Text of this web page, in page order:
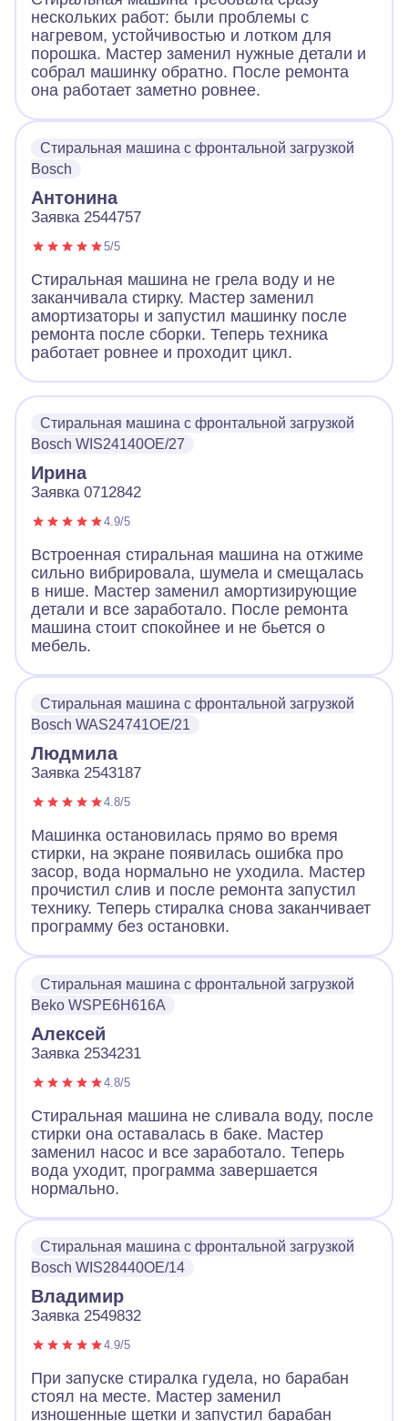
нескольких работ: были проблемы с
нагревом, устойчивостью и лотком для
порошка. Мастер заменил нужные детали и
собрал машинку обратно. После ремонта
она работает заметно ровнее.
Стиральная машина с фронтальной загрузкой
Bosch
Антонина
Заявка 2544757
5/5
Стиральная машина не грела воду и не
заканчивала стирку. Мастер заменил
амортизаторы и запустил машинку после
ремонта после сборки. Теперь техника
работает ровнее и проходит цикл.
Стиральная машина с фронтальной загрузкой
Bosch WIS24140OE/27
Ирина
Заявка 0712842
4.9/5
Встроенная стиральная машина на отжиме
сильно вибрировала, шумела и смещалась
в нише. Мастер заменил амортизирующие
детали и все заработало. После ремонта
машина стоит спокойнее и не бьется о
мебель.
Стиральная машина с фронтальной загрузкой
Bosch WAS24741OE/21
Людмила
Заявка 2543187
4.8/5
Машинка остановилась прямо во время
стирки, на экране появилась ошибка про
засор, вода нормально не уходила. Мастер
прочистил слив и после ремонта запустил
технику. Теперь стиралка снова заканчивает
программу без остановки.
Стиральная машина с фронтальной загрузкой
Beko WSPE6H616A
Алексей
Заявка 2534231
4.8/5
Стиральная машина не сливала воду, после
стирки она оставалась в баке. Мастер
заменил насос и все заработало. Теперь
вода уходит, программа завершается
нормально.
Стиральная машина с фронтальной загрузкой
Bosch WIS28440OE/14
Владимир
Заявка 2549832
4.9/5
При запуске стиралка гудела, но барабан
стоял на месте. Мастер заменил
изношенные щетки и запустил барабан